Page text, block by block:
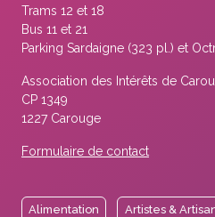
Trams 12 et 18
Bus 11 et 21
Parking Sardaigne (323 pl.) et
Association des Intérêts de
CP 1349
1227 Carouge
Formulaire de contact
Alimentation Artistes &